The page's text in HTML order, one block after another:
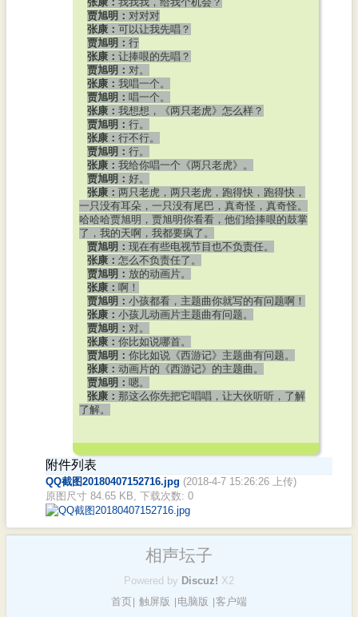
贾旭明： 对对对
张康： 可以让我先唱？
贾旭明： 行
张康： 让捧哏的先唱？
贾旭明： 对。
张康： 我唱一个。
贾旭明： 唱一个。
张康： 我想想，《两只老虎》怎么样？
贾旭明： 行。
张康： 行不行。
贾旭明： 行。
张康： 我给你唱一个《两只老虎》。
贾旭明： 好。
张康： 两只老虎，两只老虎，跑得快，跑得快，
一只没有耳朵，一只没有尾巴，真奇怪，真奇怪。
哈哈哈贾旭明，贾旭明你看看，他们给捧哏的鼓掌
了，我的天啊，我都要疯了。
贾旭明： 现在有些电视节目也不负责任。
张康： 怎么不负责任了。
贾旭明： 放的动画片。
张康： 啊！
贾旭明： 小孩都看，主题曲你就写的有问题啊！
张康： 小孩儿动画片主题曲有问题。
贾旭明： 对。
张康： 你比如说哪首。
贾旭明： 你比如说《西游记》主题曲有问题。
张康： 动画片的《西游记》的主题曲。
贾旭明： 嗯。
张康： 那这么你先把它唱唱，让大伙听听，了解
了解。
附件列表
QQ截图20180407152716.jpg (2018-4-7 15:26:26 上传)
原图尺寸 84.65 KB, 下载次数: 0
相声坛子
Powered by Discuz! X2
首页 触屏版 电脑版 客户端